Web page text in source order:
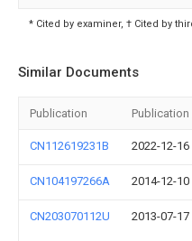
* Cited by examiner, † Cited by
Similar Documents
Publication Publication
CN112619231B 2022-12-16
CN104197266A 2014-12-10
CN203070112U 2013-07-17